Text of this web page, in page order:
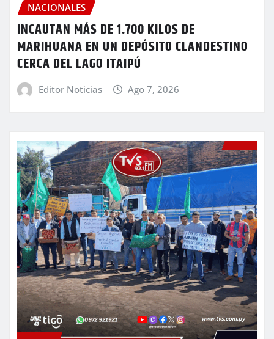
NACIONALES
INCAUTAN MÁS DE 1.700 KILOS DE
MARIHUANA EN UN DEPÓSITO CLANDESTINO
CERCA DEL LAGO ITAIPÚ
Editor Noticias Ago 7, 2026